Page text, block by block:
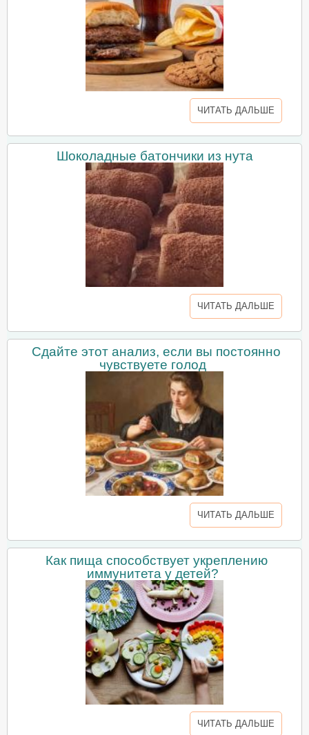
ЧИТАТЬ ДАЛЬШЕ
Шоколадные батончики из нута
ЧИТАТЬ ДАЛЬШЕ
Сдайте этот анализ, если вы постоянно
чувствуете голод
ЧИТАТЬ ДАЛЬШЕ
Как пища способствует укреплению
иммунитета у детей?
ЧИТАТЬ ДАЛЬШЕ